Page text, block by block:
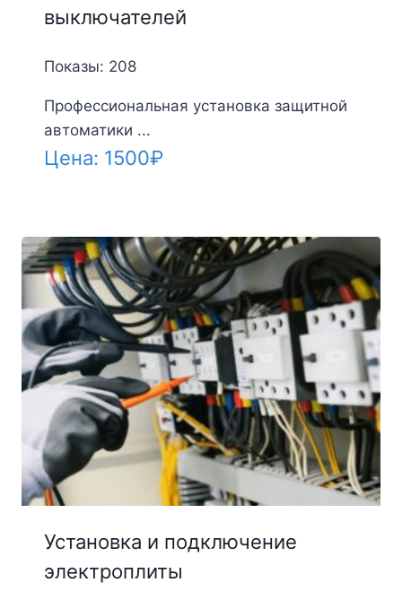
выключателей
Показы: 208
Профессиональная установка защитной
автоматики ...
Цена: 1500₽
Установка и подключение
электроплиты